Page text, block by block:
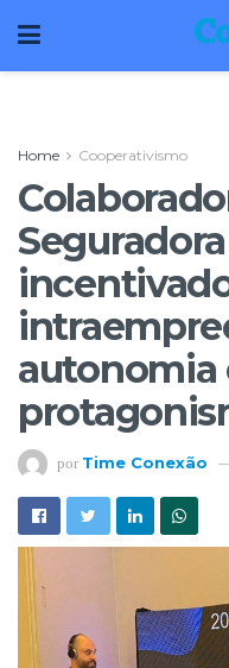
Home Cooperativismo
autonomia
por Time Conexão